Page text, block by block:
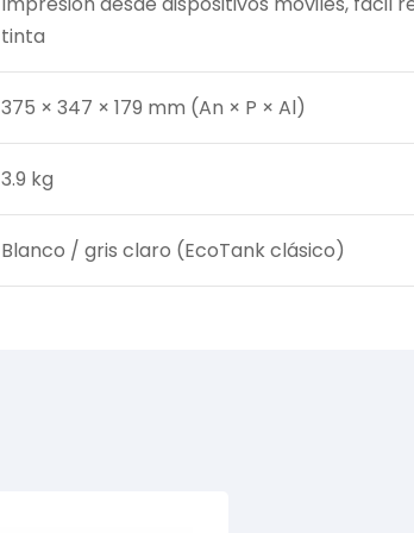
tinta
375 × 347 × 179 mm (An × P × Al)
3.9 kg
Blanco / gris claro (EcoTank clásico)